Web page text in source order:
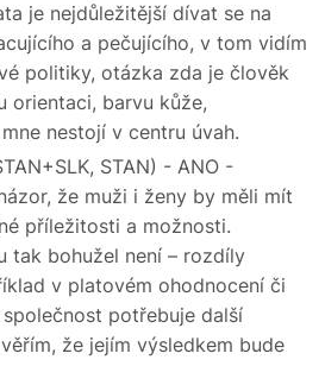
je nejdůležitější dívat se na
a pečujícího, v tom vidím
politiky, otázka zda je člověk
orientaci, barvu kůže,
nestojí v centru úvah.
STAN) - ANO -
že muži i ženy by měli mít
příležitosti a možnosti.
tak bohužel není – rozdíly
v platovém ohodnocení či
potřebuje další
že jejím výsledkem bude